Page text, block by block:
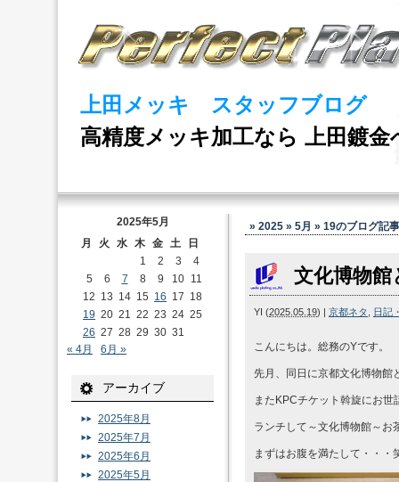
上田メッキ スタッフブログ
高精度メッキ加工なら 上田鍍金
» 2025 » 5月 » 19のブログ記事
文化博物館
YI (2025.05.19) | 京都ネタ 日記
こんにちは。総務のYです。
先月、同日に京都文化博物館
またKPCチケット斡旋にお
ランチして～文化博物館～お
まずはお腹を満たして・・
2025年5月
月
火 水 木 金 土
日
1
2 3
4
5
6 7 8 9 10 11
12 13 14 15 16 17 18
19 20 21 22 23 24 25
26 27 28 29 30 31
« 4月
6月 »
アーカイブ
2025年8月
2025年7月
2025年6月
2025年5月